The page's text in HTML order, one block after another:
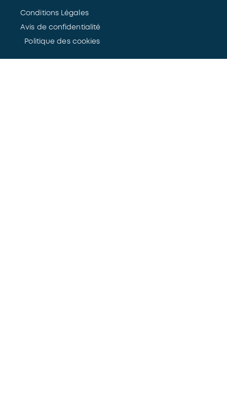
Avis de confidentialité
Politique des cookies